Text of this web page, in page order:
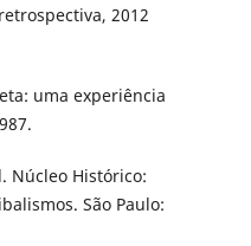
2012
uma experiência
Núcleo Histórico:
São Paulo: